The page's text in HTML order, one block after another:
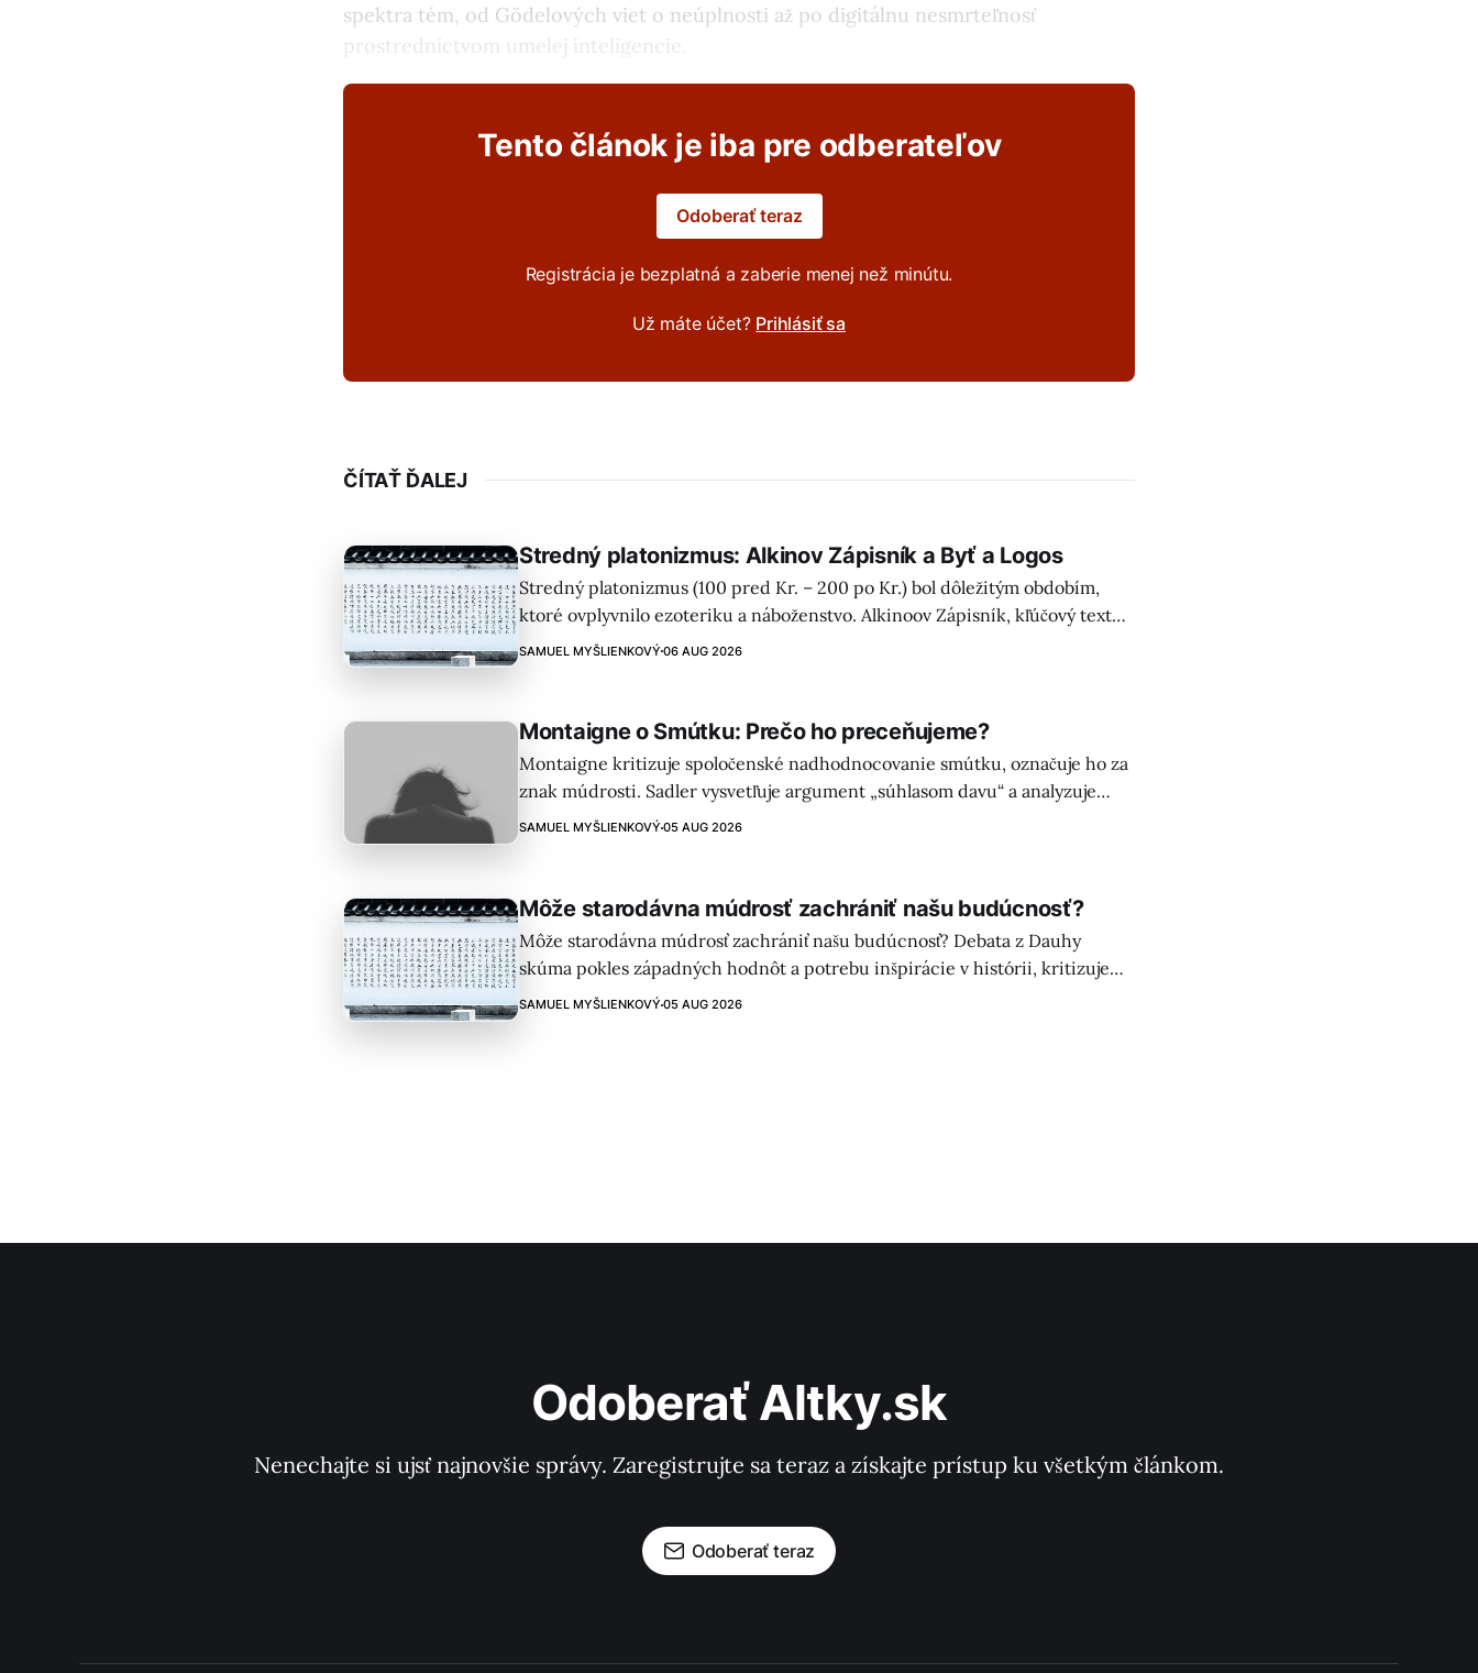
spektra tém, od Gödelových viet o neúplnosti až po digitálnu nesmrteľnosť
prostredníctvom umelej inteligencie.
Tento článok je iba pre odberateľov
Odoberať teraz
Registrácia je bezplatná a zaberie menej než minútu.
Už máte účet? Prihlásiť sa
ČÍTAŤ ĎALEJ
Stredný platonizmus: Alkinov Zápisník a Byť a Logos
Stredný platonizmus (100 pred Kr. – 200 po Kr.) bol dôležitým obdobím,
ktoré ovplyvnilo ezoteriku a náboženstvo. Alkinoov Zápisník, kľúčový text
tohto obdobia, predstavuje fascinujúci pohľad do západnej myšlienky.
SAMUEL MYŠLIENKOVÝ 06 AUG 2026
Montaigne o Smútku: Prečo ho preceňujeme?
Montaigne kritizuje spoločenské nadhodnocovanie smútku, označuje ho za
znak múdrosti. Sadler vysvetľuje argument „súhlasom davu“ a analyzuje
príbehy kráľov, umelcov a ich reakcie na stratu.
SAMUEL MYŠLIENKOVÝ 05 AUG 2026
Môže starodávna múdrosť zachrániť našu budúcnosť?
Môže starodávna múdrosť zachrániť našu budúcnosť? Debata z Dauhy
skúma pokles západných hodnôt a potrebu inšpirácie v histórii, kritizuje
nacionalizmus a zdôrazňuje dôležitosť učenia sa od iných kultúr.
SAMUEL MYŠLIENKOVÝ 05 AUG 2026
Odoberať Altky.sk
Nenechajte si ujsť najnovšie správy. Zaregistrujte sa teraz a získajte prístup ku všetkým článkom.
Odoberať teraz